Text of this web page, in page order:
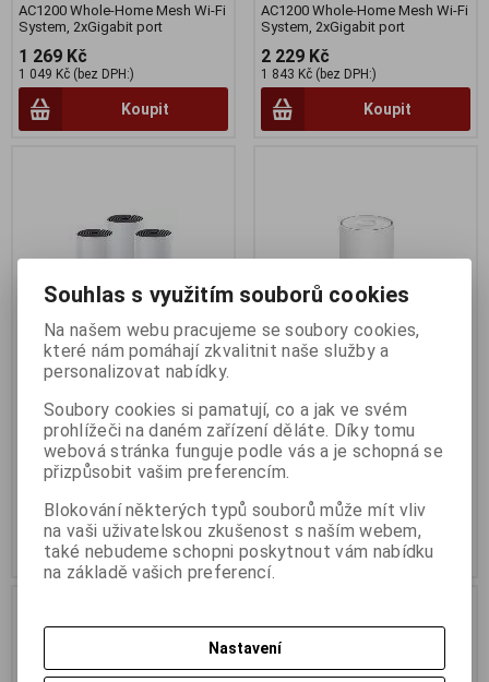
AC1200 Whole-Home Mesh Wi-Fi
System, 2xGigabit port
1 269 Kč
1 049 Kč (bez DPH:)
Koupit
AC1200 Whole-Home Mesh Wi-Fi
System, 2xGigabit port
2 229 Kč
1 843 Kč (bez DPH:)
Koupit
Termín dodání (dny):2
AC1200 Whole-Home Mesh Wi-Fi
System, 2xGigabit port
2 810 Kč (bez DPH:)
Koupit
pack)
Termín dodání (dny):2
AX3000 Home mesh Wifi Deco
3 462 Kč (bez DPH:)
Koupit
Souhlas s využitím souborů cookies
Na našem webu pracujeme se soubory cookies,
které nám pomáhají zkvalitnit naše služby a
personalizovat nabídky.
Soubory cookies si pamatují, co a jak ve svém
prohlížeči na daném zařízení děláte. Díky tomu
webová stránka funguje podle vás a je schopná se
přizpůsobit vašim preferencím.
Blokování některých typů souborů může mít vliv
na vaši uživatelskou zkušenost s naším webem,
také nebudeme schopni poskytnout vám nabídku
na základě vašich preferencí.
Nastavení